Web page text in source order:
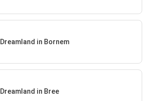
Dreamland in Bornem
Dreamland in Bree